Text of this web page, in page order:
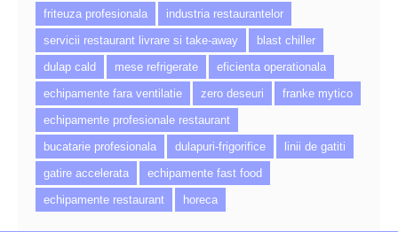
friteuza profesionala
industria restaurantelor
servicii restaurant livrare si take-away
blast chiller
dulap cald
mese refrigerate
eficienta operationala
echipamente fara ventilatie
zero deseuri
franke mytico
echipamente profesionale restaurant
bucatarie profesionala
dulapuri-frigorifice
linii de gatiti
gatire accelerata
echipamente fast food
echipamente restaurant
horeca